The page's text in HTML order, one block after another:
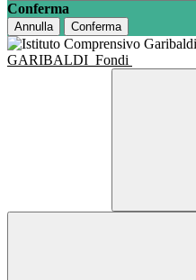
Conferma
Annulla Conferma
GARIBALDI Fondi